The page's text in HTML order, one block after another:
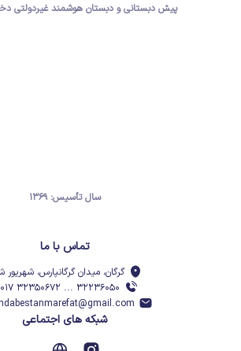
پیش دبستانی و دبستان هوشمند غیردولتی
سال تأسیس: ۱۳۶۹
تماس با ما
گرگان، میدان گرگانپارس، شهریور
۳۲۲۳۶۰۵۰ ... ۳۲۳۵۰۶۷۲ ۰۱۷ کد
شبکه های اجتماعی